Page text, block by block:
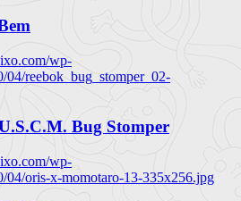
wp-
04/reebok_bug_stomper_02-
Bug Stomper
wp-
04/oris-x-momotaro-13-335x256.jpg